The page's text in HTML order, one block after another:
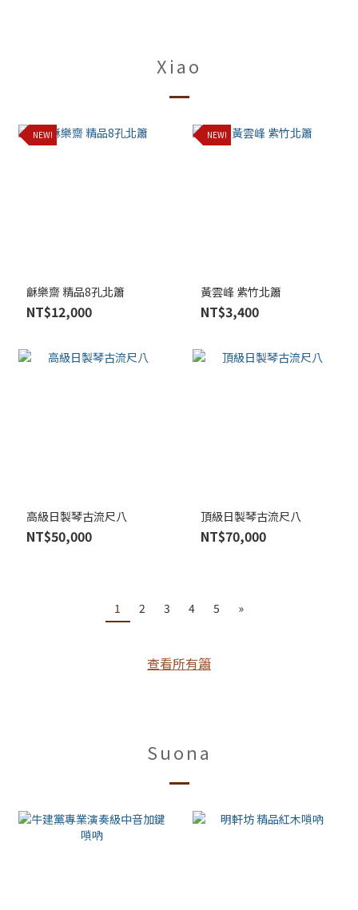
Xiao
NEW!
龢樂齋 精品8孔北簫
NT$12,000
NEW!
黃雲峰 紫竹北簫
NT$3,400
高級日製琴古流尺八
NT$50,000
頂級日製琴古流尺八
NT$70,000
1 2 3 4 5 »
查看所有簫
Suona